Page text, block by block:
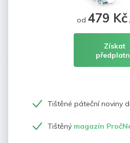
od 479 Kč
Získat
Tištěné páteční noviny
Tištěný magazín